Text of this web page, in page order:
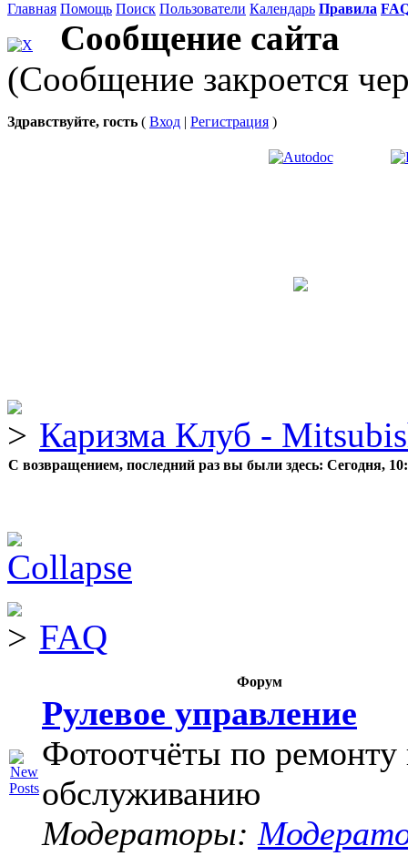
Главная Помощь Поиск Пользователи Календарь Правила
Сообщение сайта
(Сообщение закроется
Здравствуйте, гость ( Вход | Регистрация )
Каризма Клуб -
С возвращением, последний раз вы были здесь: Сегодня,
FAQ
Форум
Рулевое управление
Фотоотчёты по ремонту
обслуживанию
Модераторы: